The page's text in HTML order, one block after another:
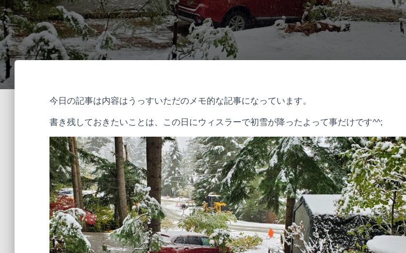
今日の記事は内容はうっすいただのメモ的な記事になっています。
書き残しておきたいことは、この日にウィスラーで初雪が降ったよって事だけです^^;